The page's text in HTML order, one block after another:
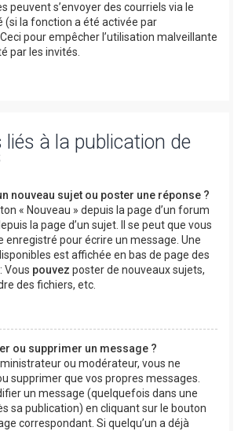
peuvent s’envoyer des courriels via le
la fonction a été activée par
pour empêcher l’utilisation malveillante
par les invités.
liés à la publication de
nouveau sujet ou poster une réponse ?
« Nouveau » depuis la page d’un forum
la page d’un sujet. Il se peut que vous
enregistré pour écrire un message. Une
est affichée en bas de page des
Vous pouvez poster de nouveaux sujets,
des fichiers, etc.
ou supprimer un message ?
ou modérateur, vous ne
supprimer que vos propres messages.
un message (quelquefois dans une
sa publication) en cliquant sur le bouton
correspondant. Si quelqu’un a déjà